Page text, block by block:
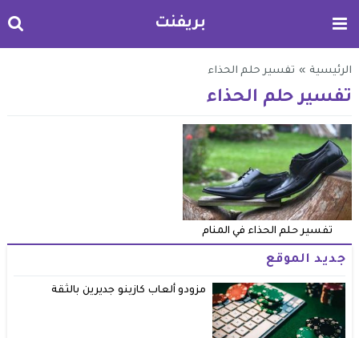
بريفنت
الرئيسية » تفسير حلم الحذاء
تفسير حلم الحذاء
تفسير حلم الحذاء في المنام
جديد الموقع
مزودو ألعاب كازينو جديرين بالثقة